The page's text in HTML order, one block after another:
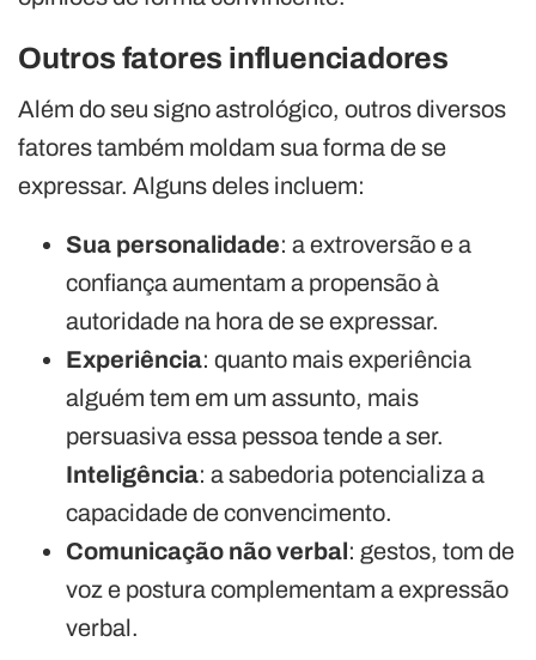
Outros fatores influenciadores
Além do seu signo astrológico, outros diversos
fatores também moldam sua forma de se
expressar. Alguns deles incluem:
Sua personalidade: a extroversão e a
confiança aumentam a propensão à
autoridade na hora de se expressar.
Experiência: quanto mais experiência
alguém tem em um assunto, mais
persuasiva essa pessoa tende a ser.
Inteligência: a sabedoria potencializa a
capacidade de convencimento.
Comunicação não verbal: gestos, tom de
voz e postura complementam a expressão
verbal.